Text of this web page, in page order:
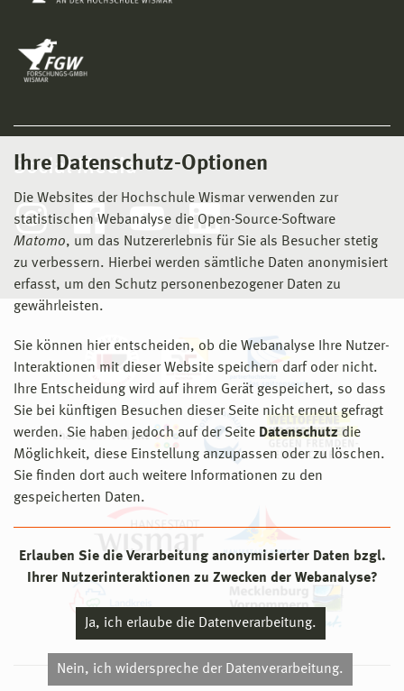
Ihre Datenschutz-Optionen
Die Websites der Hochschule Wismar verwenden zur
statistischen Webanalyse die Open-Source-Software
Matomo, um das Nutzererlebnis für Sie als Besucher stetig
zu verbessern. Hierbei werden sämtliche Daten anonymisiert
erfasst, um den Schutz personenbezogener Daten zu
gewährleisten.
Sie können hier entscheiden, ob die Webanalyse Ihre Nutzer-
Interaktionen mit dieser Website speichern darf oder nicht.
Ihre Entscheidung wird auf ihrem Gerät gespeichert, so dass
Sie bei künftigen Besuchen dieser Seite nicht erneut gefragt
werden. Sie haben jedoch auf der Seite Datenschutz die
Möglichkeit, diese Einstellung anzupassen oder zu löschen.
Sie finden dort auch weitere Informationen zu den
gespeicherten Daten.
Erlauben Sie die Verarbeitung anonymisierter Daten bzgl.
Ihrer Nutzerinteraktionen zu Zwecken der Webanalyse?
Ja, ich erlaube die Datenverarbeitung.
Nein, ich widerspreche der Datenverarbeitung.
Social Media